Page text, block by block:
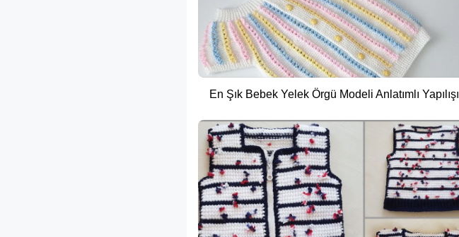
En Şık Bebek Yelek Örgü Modeli Anlatımlı Yapılışı